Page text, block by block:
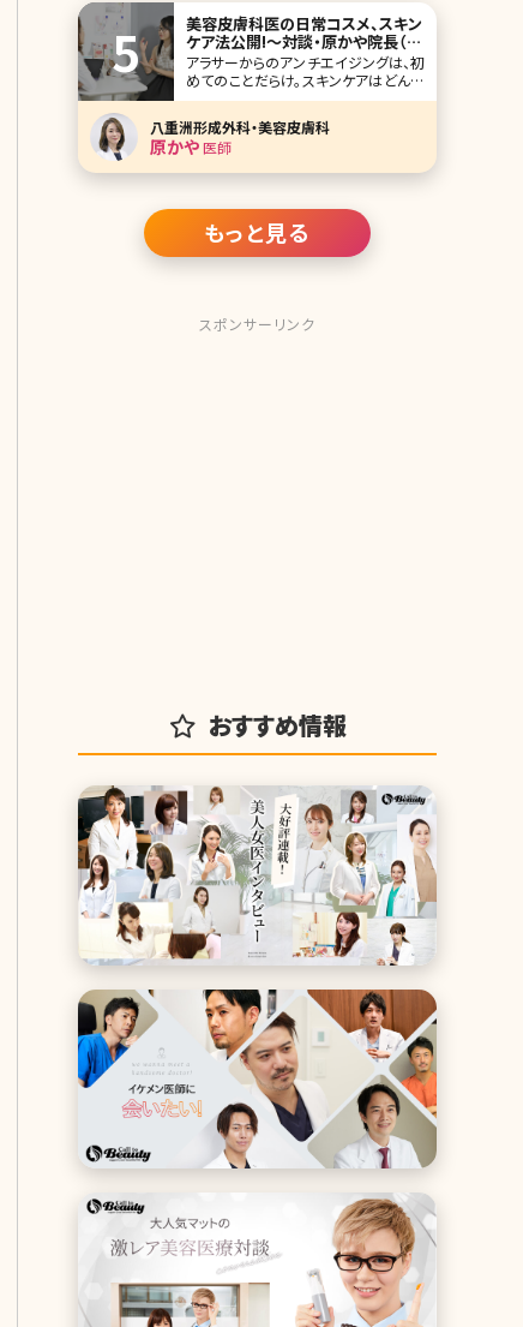
を切開して、臭いのある汗を分泌するア
ポクリン腺を除去することでしか根本
的な解決にはなら
美容皮膚科医の日常コスメ、スキン
ケア法公開!〜対談・原かや院長（八
重洲形成外科・美容皮膚科）✕北条
かや〜
アラサーからのアンチエイジングは、初
めてのことだらけ。スキンケアはどんな
ものを使えばよいの?お肌に有効な成
分って?美容皮膚科医の原かや先生に、
北条かやが質問をぶつけるインタビュ
ー、第3弾では女医さんが実際に使って
いるスキンケア化粧品が明らかに!読め
終回です。
八重洲形成外科・美容皮膚科
原かや医師
もっと見る
スポンサーリンク
おすすめ情報